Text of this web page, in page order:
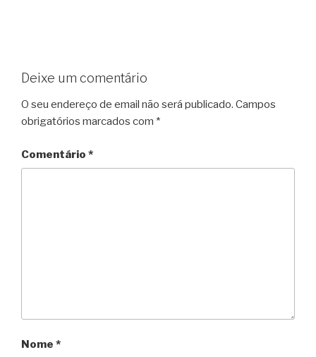
Deixe um comentário
O seu endereço de email não será publicado. Campos
obrigatórios marcados com *
Comentário *
Nome *